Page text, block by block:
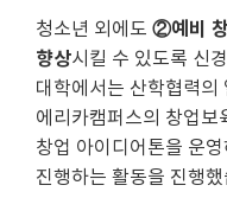
청소년 외에도 ②예비
향상시킬 수 있도록 신
대학에서는 산학협력의
에리카캠퍼스의 창업보
창업 아이디어톤을 운
진행하는 활동을 진행